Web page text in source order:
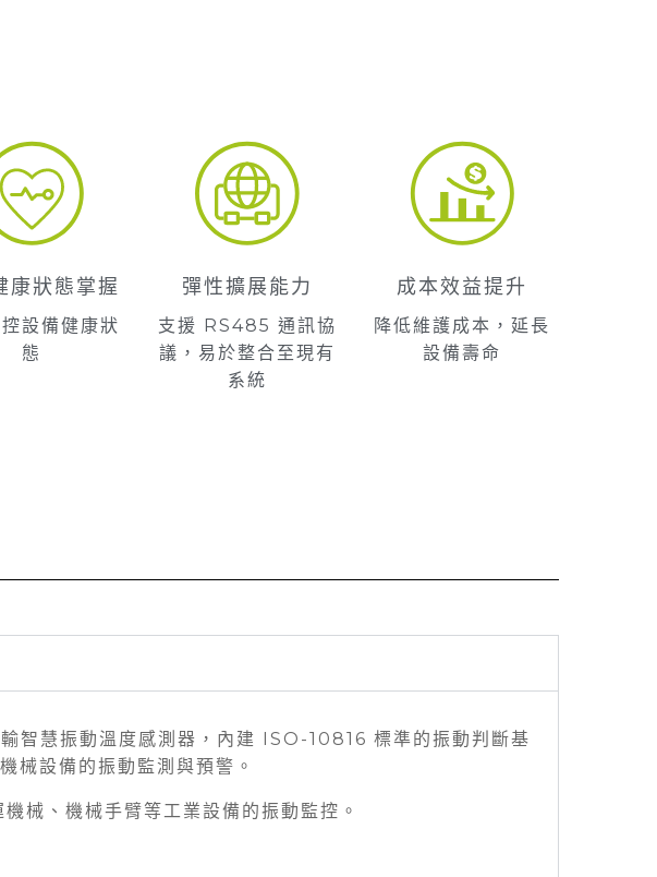
康狀態掌握
設備健康狀
態
彈性擴展能力
支援 RS485 通訊協
議，易於整合至現有
系統
成本效益提升
降低維護成本，延長
設備壽命
慧振動溫度感測器，內建 ISO-10816 標準的振動判斷基
械設備的振動監測與預警。
械、機械手臂等工業設備的振動監控。